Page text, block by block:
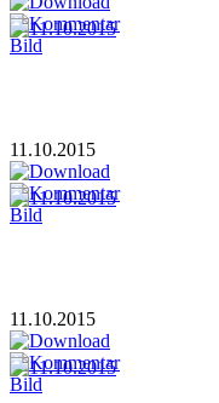
11.10.2015
11.10.2015